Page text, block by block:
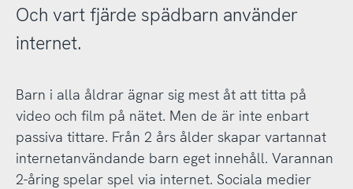
Och vart fjärde spädbarn använder
internet.
Barn i alla åldrar ägnar sig mest åt att titta på
video och film på nätet. Men de är inte enbart
passiva tittare. Från 2 års ålder skapar vartannat
internetanvändande barn eget innehåll. Varannan
2-åring spelar spel via internet. Sociala medier